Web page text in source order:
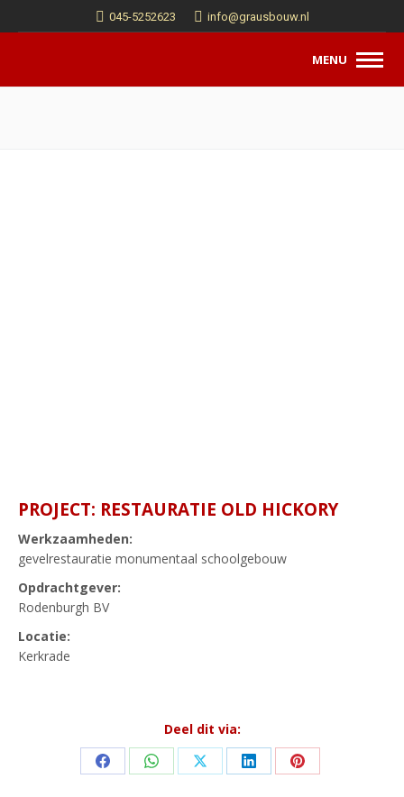
045-5252623 info@grausbouw.nl
MENU
PROJECT: RESTAURATIE OLD HICKORY
Werkzaamheden:
gevelrestauratie monumentaal schoolgebouw
Opdrachtgever:
Rodenburgh BV
Locatie:
Kerkrade
Deel dit via:
Share Share Share Share Share